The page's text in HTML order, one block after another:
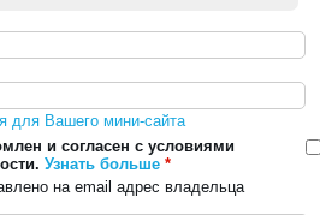
для Вашего мини-сайта
и согласен с условиями
Узнать больше *
на email адрес владельца